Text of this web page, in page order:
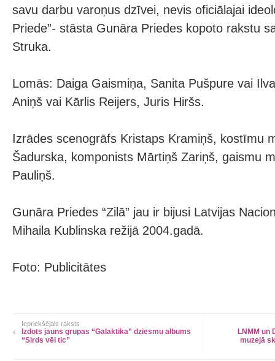
savu darbu varoņus dzīvei, nevis oficiālajai
Priede”- stāsta Gunāra Priedes kopoto rakstu
Struka.
Lomās: Daiga Gaismiņa, Sanita Pušpure vai
Aniņš vai Kārlis Reijers, Juris Hiršs.
Izrādes scenogrāfs Kristaps Kramiņš, kostīmu
Šadurska, komponists Mārtiņš Zariņš, gaismu
Pauliņš.
Gunāra Priedes “Zilā” jau ir bijusi Latvijas
Mihaila Kublinska režijā 2004.gadā.
Foto: Publicitātes
Iepriekšējais raksts
Izdots jauns grupas “Galaktika” dziesmu albums
“Sirds vēl tic”
LNMM un
muzejā